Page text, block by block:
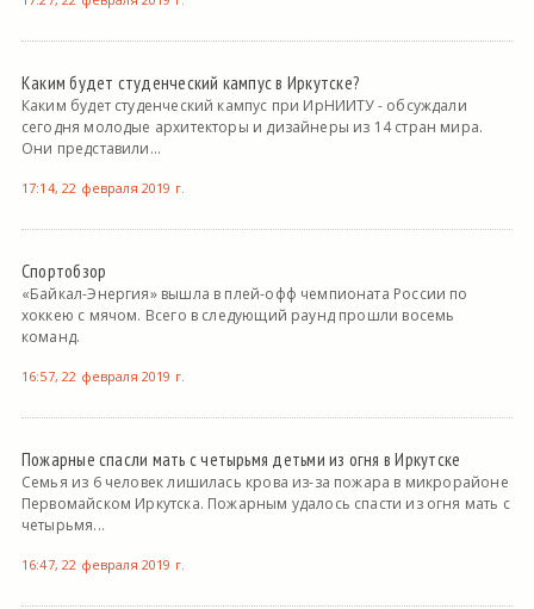
Каким будет студенческий кампус в Иркутске?
Каким будет студенческий кампус при ИрНИИТУ - обсуждали
сегодня молодые архитекторы и дизайнеры из 14 стран мира.
Они представили...
17:14, 22 февраля 2019 г.
Спортобзор
«Байкал-Энергия» вышла в плей-офф чемпионата России по
хоккею с мячом. Всего в следующий раунд прошли восемь
команд.
16:57, 22 февраля 2019 г.
Пожарные спасли мать с четырьмя детьми из огня в Иркутске
Семья из 6 человек лишилась крова из-за пожара в микрорайоне
Первомайском Иркутска. Пожарным удалось спасти из огня мать с
четырьмя...
16:47, 22 февраля 2019 г.